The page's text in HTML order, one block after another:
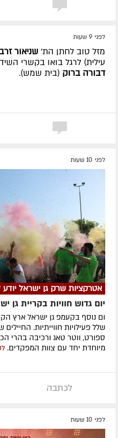
לפני 9 שעות
מזל טוב לחתן הת' שניאור
עילית) לרגל בואו בקשרי
דבורה ברוק (בית שמש).
לפני 10 שעות
אטרקציות שרק גן ישראל
יום גדוש חוויות בקריית גן
ום נוסף בקעמפ גן ישראל ארץ
שלל פעילויות חווייתיות.
ספורט, ווטר טאג ורכיבה בהרי
מיוחדת יחד עם צוות המפקדים.
לכתבה
לפני 10 שעות